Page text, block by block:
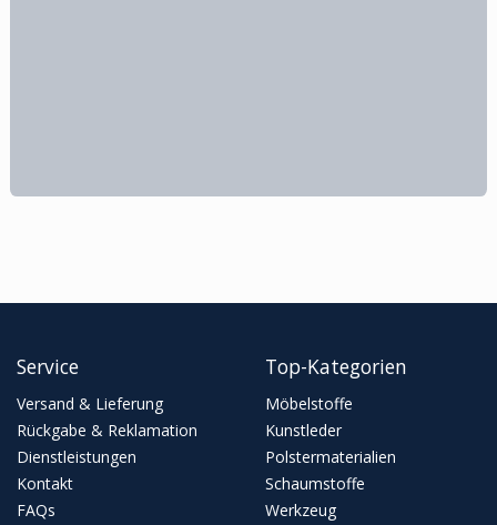
Service
Versand & Lieferung
Rückgabe & Reklamation
Dienstleistungen
Kontakt
FAQs
Top-Kategorien
Möbelstoffe
Kunstleder
Polstermaterialien
Schaumstoffe
Werkzeug